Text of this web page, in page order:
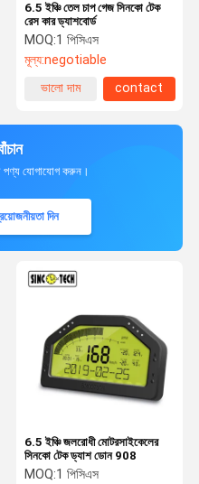
6.5 ইঞ্চি তেল চাপ গেজ সিনকো টেক
রেস কার ড্যাশবোর্ড
MOQ:1 পিসিএস
মূল্য:negotiable
ভালো দাম
contact
পণ্য যোগাযোগ করুন।
দিন
6.5 ইঞ্চি জলরোধী মোটরসাইকেলের
সিনকো টেক ড্যাশ ডোন 908
MOQ:1 পিসিএস